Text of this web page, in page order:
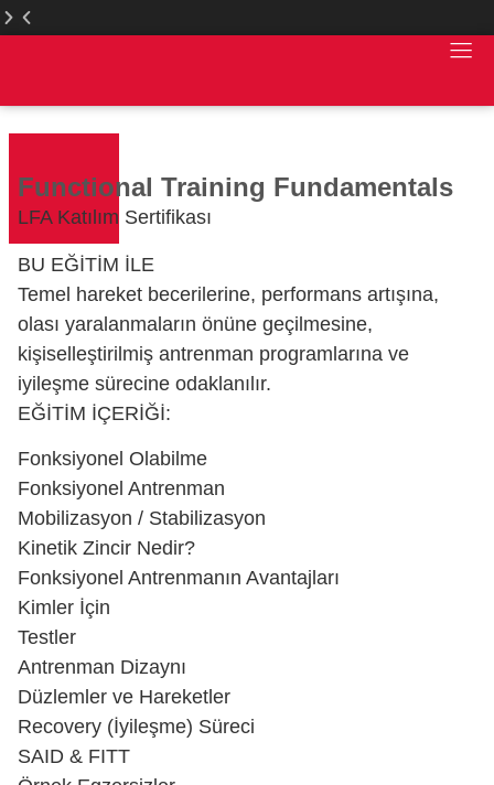
Yenilendi
Yenilendi
Functional Training Fundamentals
LFA Katılım Sertifikası
BU EĞİTİM İLE
Temel hareket becerilerine, performans artışına,
olası yaralanmaların önüne geçilmesine,
kişiselleştirilmiş antrenman programlarına ve
iyileşme sürecine odaklanılır.
EĞİTİM İÇERİĞİ:
Fonksiyonel Olabilme
Fonksiyonel Antrenman
Mobilizasyon / Stabilizasyon
Kinetik Zincir Nedir?
Fonksiyonel Antrenmanın Avantajları
Kimler İçin
Testler
Antrenman Dizaynı
Düzlemler ve Hareketler
Recovery (İyileşme) Süreci
SAID & FITT